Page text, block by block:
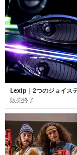
販売終了